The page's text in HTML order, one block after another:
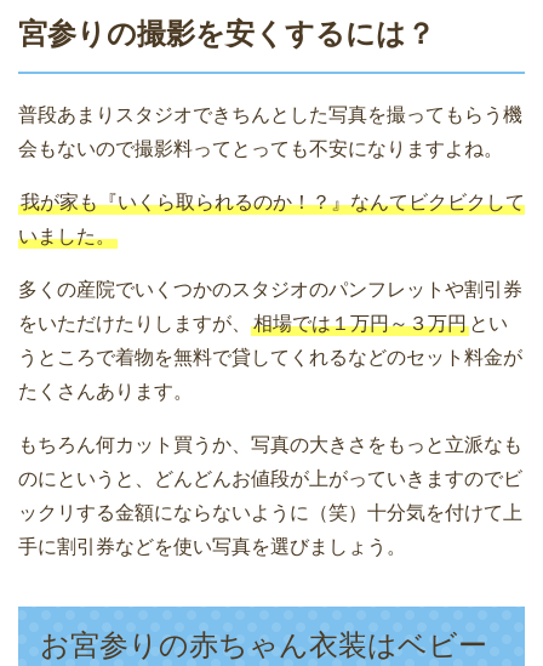
宮参りの撮影を安くするには？
普段あまりスタジオできちんとした写真を撮ってもらう機
会もないので撮影料ってとっても不安になりますよね。
我が家も『いくら取られるのか！？』なんてビクビクして
いました。
多くの産院でいくつかのスタジオのパンフレットや割引券
をいただけたりしますが、
相場では１万円～３万円 とい
うところで着物を無料で貸してくれるなどのセット料金が
たくさんあります。
もちろん何カット買うか、写真の大きさをもっと立派なも
のにというと、どんどんお値段が上がっていきますのでビ
ックリする金額にならないように（笑）十分気を付けて上
手に割引券などを使い写真を選びましょう。
お宮参りの赤ちゃん衣装はベビー